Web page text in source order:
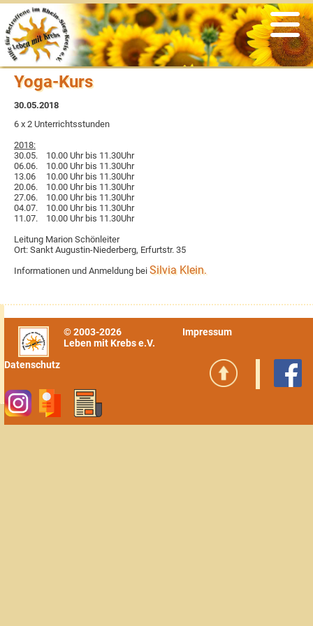
Yoga-Kurs
30.05.2018
6 x 2 Unterrichtsstunden
2018:
30.05. 10.00 Uhr bis 11.30Uhr
06.06. 10.00 Uhr bis 11.30Uhr
13.06 10.00 Uhr bis 11.30Uhr
20.06. 10.00 Uhr bis 11.30Uhr
27.06. 10.00 Uhr bis 11.30Uhr
04.07. 10.00 Uhr bis 11.30Uhr
11.07. 10.00 Uhr bis 11.30Uhr
Leitung Marion Schönleiter
Ort: Sankt Augustin-Niederberg, Erfurtstr. 35
Informationen und Anmeldung bei Silvia Klein.
© 2003-2026
Leben mit Krebs e.V.
Impressum
Datenschutz
Angebote
psychosoziale Unterstützung
Selbsthilfegruppen
soziale Beratung & Information
Sport & Bewegung
kreatives Gestalten
Veranstaltungen
Was war
Nachrichten
Rückblicke
Archiv
Der Verein
Vereinsgeschichte
Satzung & Beitragsordnung
Vorstand
Ansprechpartner
Ehrenmitglieder
Informationen
Links
aus der Presse
Flyer
Newsletter
aus den Medien